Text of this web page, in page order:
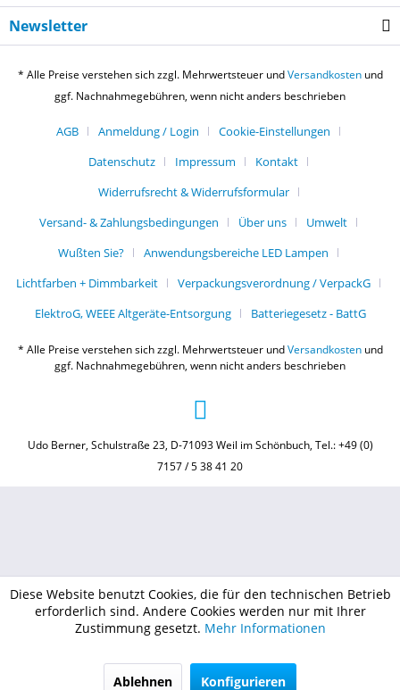
Newsletter
* Alle Preise verstehen sich zzgl. Mehrwertsteuer undVersandkostenund
ggf. Nachnahmegebühren, wenn nicht anders beschrieben
AGB Anmeldung / Login
Cookie-Einstellungen
Datenschutz
Impressum
Kontakt
Widerrufsrecht & Widerrufsformular
Versand- & Zahlungsbedingungen
Über uns
Umwelt
Wußten Sie?
Anwendungsbereiche LED Lampen
Lichtfarben + Dimmbarkeit
Verpackungsverordnung / VerpackG
ElektroG, WEEE Altgeräte-Entsorgung
Batteriegesetz - BattG
* Alle Preise verstehen sich zzgl. Mehrwertsteuer undVersandkostenund
ggf. Nachnahmegebühren, wenn nicht anders beschrieben
Udo Berner, Schulstraße 23, D-71093 Weil im Schönbuch, Tel.: +49 (0)
7157 / 5 38 41 20
Diese Website benutzt Cookies, die für den technischen Betrieb
erforderlich sind. Andere Cookies werden nur mit Ihrer
Zustimmung gesetzt. Mehr Informationen
Ablehnen Konfigurieren